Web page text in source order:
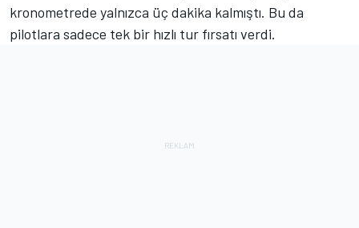
kronometrede yalnızca üç dakika kalmıştı. Bu da
pilotlara sadece tek bir hızlı tur fırsatı verdi.